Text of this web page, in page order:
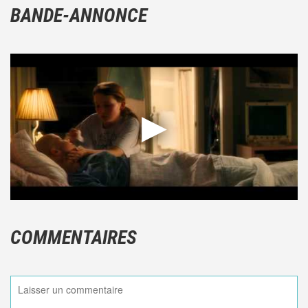
BANDE-ANNONCE
COMMENTAIRES